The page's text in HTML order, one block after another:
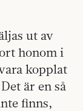
ut av
honom i
kopplat
är en så
finns,